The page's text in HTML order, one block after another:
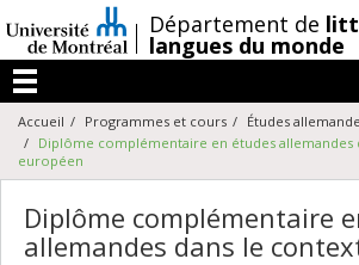
au
contenu
/Département de
langues du monde
Menu
Accueil Programmes et cours
Études
Diplôme complémentaire en études allemandes
européen
Diplôme complémentaire
allemandes dans le